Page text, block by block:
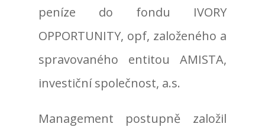
peníze do fondu IVORY
OPPORTUNITY, opf, založeného a
spravovaného entitou AMISTA,
investiční společnost, a.s.
Management postupně založil